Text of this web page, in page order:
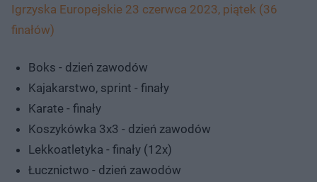
Igrzyska Europejskie 23 czerwca 2023, piątek (36
finałów)
Boks - dzień zawodów
Kajakarstwo, sprint - finały
Karate - finały
Koszykówka 3x3 - dzień zawodów
Lekkoatletyka - finały (12x)
Łucznictwo - dzień zawodów